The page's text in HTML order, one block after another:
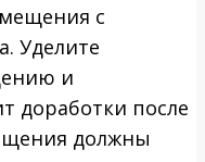
с
Уделите
и
доработки после
должны